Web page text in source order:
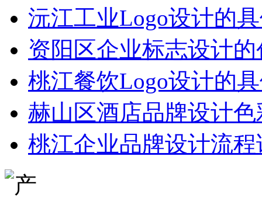
沅江工业Logo设计的
资阳区企业标志设计
桃江餐饮Logo设计的
赫山区酒店品牌设计‌
桃江企业品牌设计流程